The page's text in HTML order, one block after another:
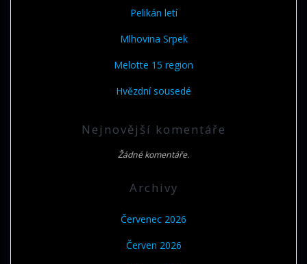
Pelikán letí
Mlhovina Srpek
Melotte 15 region
Hvězdní sousedé
Nejnovější komentáře
Žádné komentáře.
Archivy
Červenec 2026
Červen 2026